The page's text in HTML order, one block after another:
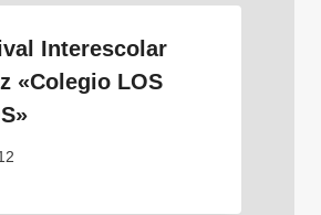
Interescolar
«Colegio LOS